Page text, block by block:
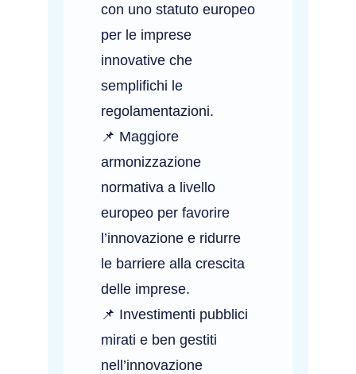
con uno statuto europeo
per le imprese
innovative che
semplifichi le
regolamentazioni.
📌 Maggiore
armonizzazione
normativa a livello
europeo per favorire
l’innovazione e ridurre
le barriere alla crescita
delle imprese.
📌 Investimenti pubblici
mirati e ben gestiti
nell’innovazione